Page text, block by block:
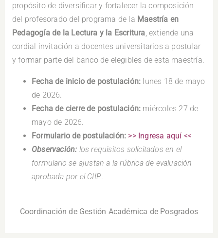
propósito de diversificar y fortalecer la composición
del profesorado del programa de la Maestría en
Pedagogía de la Lectura y la Escritura , extiende una
cordial invitación a docentes universitarios a postular
y formar parte del banco de elegibles de esta maestría.
Fecha de inicio de postulación: lunes 18 de mayo
de 2026.
Fecha de cierre de postulación: miércoles 27 de
mayo de 2026.
Formulario de postulación: >> Ingresa aquí <<
Observación: los requisitos solicitados en el
formulario se ajustan a la rúbrica de evaluación
aprobada por el CIIP.
Coordinación de Gestión Académica de Posgrados